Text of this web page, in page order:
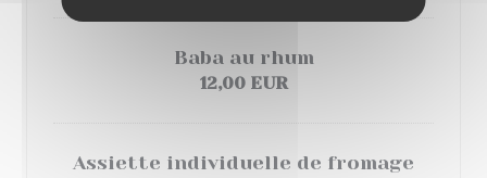
Baba au rhum
12,00 EUR
Assiette individuelle de fromage